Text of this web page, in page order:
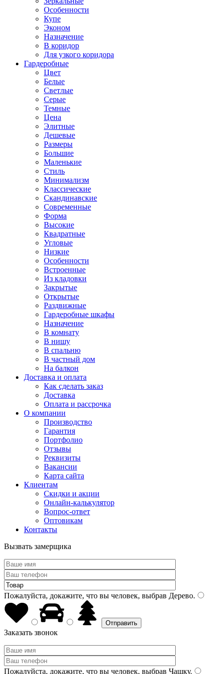
Особенности
Купе
Эконом
Назначение
В коридор
Для узкого коридора
Гардеробные
Цвет
Белые
Светлые
Серые
Темные
Цена
Элитные
Дешевые
Размеры
Большие
Маленькие
Стиль
Минимализм
Классические
Скандинавские
Современные
Форма
Высокие
Квадратные
Угловые
Низкие
Особенности
Встроенные
Из кладовки
Закрытые
Открытые
Раздвижные
Гардеробные шкафы
Назначение
В комнату
В нишу
В спальню
В частный дом
На балкон
Доставка и оплата
Как сделать заказ
Доставка
Оплата и рассрочка
О компании
Производство
Гарантия
Портфолио
Отзывы
Реквизиты
Вакансии
Карта сайта
Клиентам
Скидки и акции
Онлайн-калькулятор
Вопрос-ответ
Оптовикам
Контакты
Вызвать замерщика
Пожалуйста, докажите, что вы человек, выбрав Дерево.
Заказать звонок
Пожалуйста, докажите, что вы человек, выбрав Чашку.